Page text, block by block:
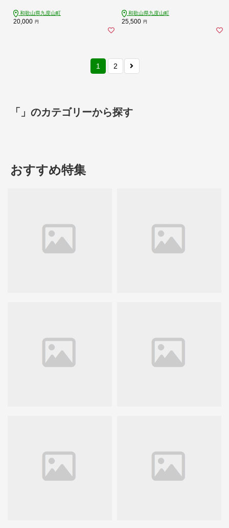
和歌山県九度山町
20,000 円
和歌山県九度山町
25,500 円
1 2
「」のカテゴリーから探す
おすすめ特集